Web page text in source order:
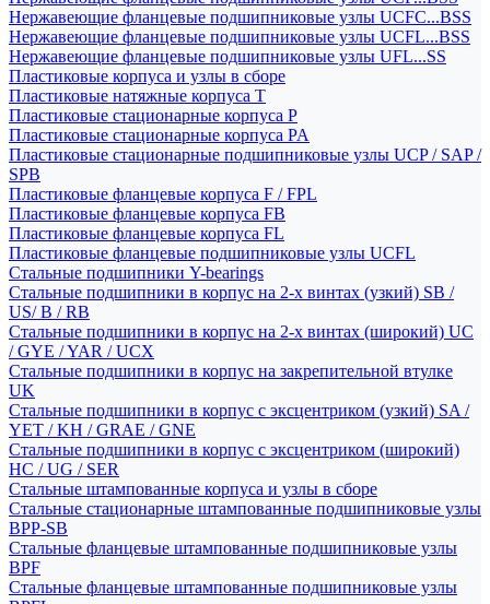
Нержавеющие фланцевые подшипниковые узлы UCFC...BSS
Нержавеющие фланцевые подшипниковые узлы UCFL...BSS
Нержавеющие фланцевые подшипниковые узлы UFL...SS
Пластиковые корпуса и узлы в сборе
Пластиковые натяжные корпуса T
Пластиковые стационарные корпуса P
Пластиковые стационарные корпуса PA
Пластиковые стационарные подшипниковые узлы UCP / SAP /
SPB
Пластиковые фланцевые корпуса F / FPL
Пластиковые фланцевые корпуса FB
Пластиковые фланцевые корпуса FL
Пластиковые фланцевые подшипниковые узлы UCFL
Стальные подшипники Y-bearings
Стальные подшипники в корпус на 2-х винтах (узкий) SB /
US/ B / RB
Стальные подшипники в корпус на 2-х винтах (широкий) UC
/ GYE / YAR / UCX
Стальные подшипники в корпус на закрепительной втулке
UK
Стальные подшипники в корпус с эксцентриком (узкий) SA /
YET / KH / GRAE / GNE
Стальные подшипники в корпус с эксцентриком (широкий)
HC / UG / SER
Стальные штампованные корпуса и узлы в сборе
Стальные стационарные штампованные подшипниковые узлы
BPP-SB
Стальные фланцевые штампованные подшипниковые узлы
BPF
Стальные фланцевые штампованные подшипниковые узлы